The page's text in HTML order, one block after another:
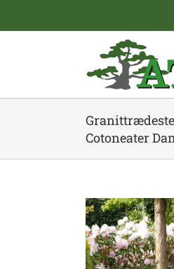
content
Cotoneater